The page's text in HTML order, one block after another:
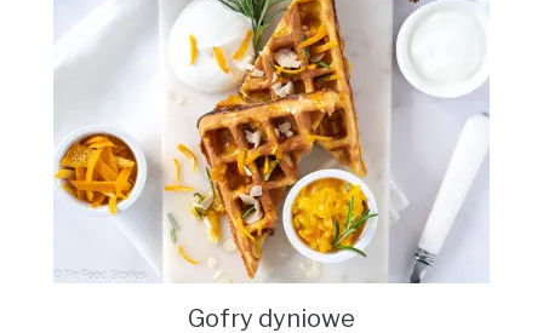
Gofry dyniowe